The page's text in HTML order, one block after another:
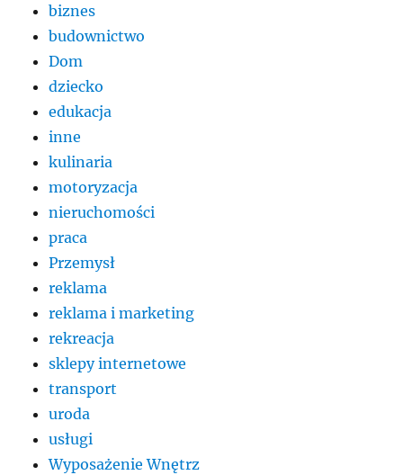
biznes
budownictwo
Dom
dziecko
edukacja
inne
kulinaria
motoryzacja
nieruchomości
praca
Przemysł
reklama
reklama i marketing
rekreacja
sklepy internetowe
transport
uroda
usługi
Wyposażenie Wnętrz